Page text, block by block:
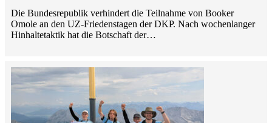
Die Bundesrepublik verhindert die Teilnahme von Booker
Omole an den UZ-Friedenstagen der DKP. Nach wochenlanger
Hinhaltetaktik hat die Botschaft der…